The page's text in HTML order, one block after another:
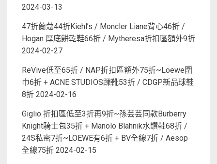
2024-03-13
47折蘭蔻44折Kiehl’s / Moncler Liane背心46折 /
Hogan 厚底餅乾鞋66折 / Mytheresa折扣區額外9折
2024-02-27
ReVive低至65折 / NAP折扣區額外75折~Loewe圍
巾6折 + ACNE STUDIOS踝靴53折 / CDGP新品球鞋
8折 2024-02-16
Giglio 折扣區低至3折再9折~孫芸芸同款Burberry
Knight騎士包35折 + Manolo Blahnik水鑽鞋68折 /
24S私密7折~LOEWE有6折 + BV全線7折 / Aesop
全線75折 2024-02-15